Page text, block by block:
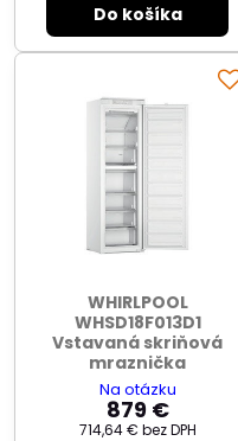
Do košíka
WHIRLPOOL
WHSD18F013D1
Vstavaná skriňová
mraznička
Na otázku
879 €
714,64 € bez DPH